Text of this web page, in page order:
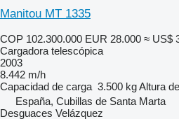
Manitou MT 1335
COP 102.300.000 EUR 28.000 ≈ US$
Cargadora telescópica
2003
8.442 m/h
Capacidad de carga 3.500 kgAltura
España, Cubillas de Santa Marta
Desguaces Velázquez